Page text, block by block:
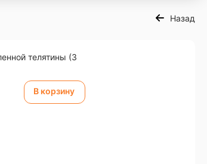
Назад
телятины (3
В корзину